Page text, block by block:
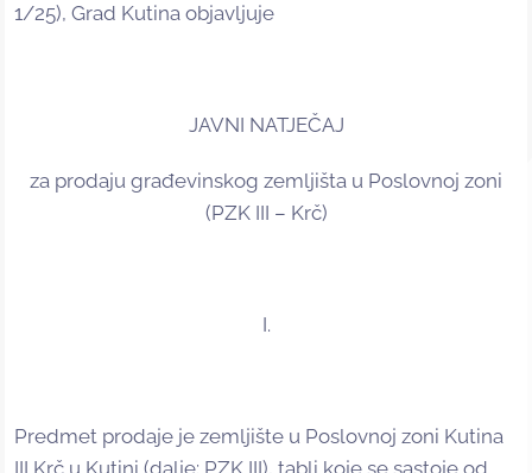
1/25), Grad Kutina objavljuje
JAVNI NATJEČAJ
za prodaju građevinskog zemljišta u Poslovnoj zoni
(PZK III – Krč)
I.
Predmet prodaje je zemljište u Poslovnoj zoni Kutina